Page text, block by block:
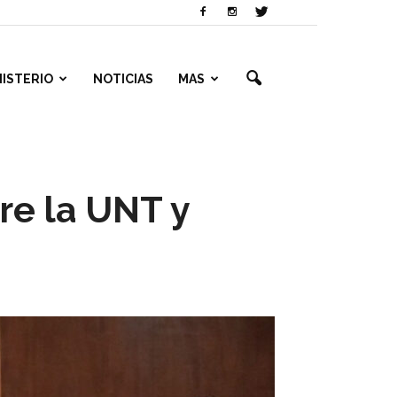
NOTICIAS MAS
la UNT y